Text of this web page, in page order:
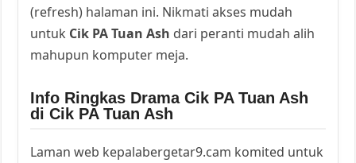
(refresh) halaman ini. Nikmati akses mudah
untuk Cik PA Tuan Ash dari peranti mudah alih
mahupun komputer meja.
Info Ringkas Drama Cik PA Tuan Ash
di Cik PA Tuan Ash
Laman web kepalabergetar9.cam komited untuk